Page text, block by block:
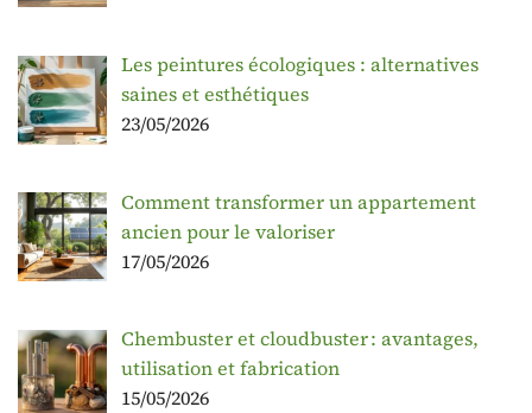
Les peintures écologiques : alternatives
saines et esthétiques
23/05/2026
Comment transformer un appartement
ancien pour le valoriser
17/05/2026
Chembuster et cloudbuster : avantages,
utilisation et fabrication
15/05/2026